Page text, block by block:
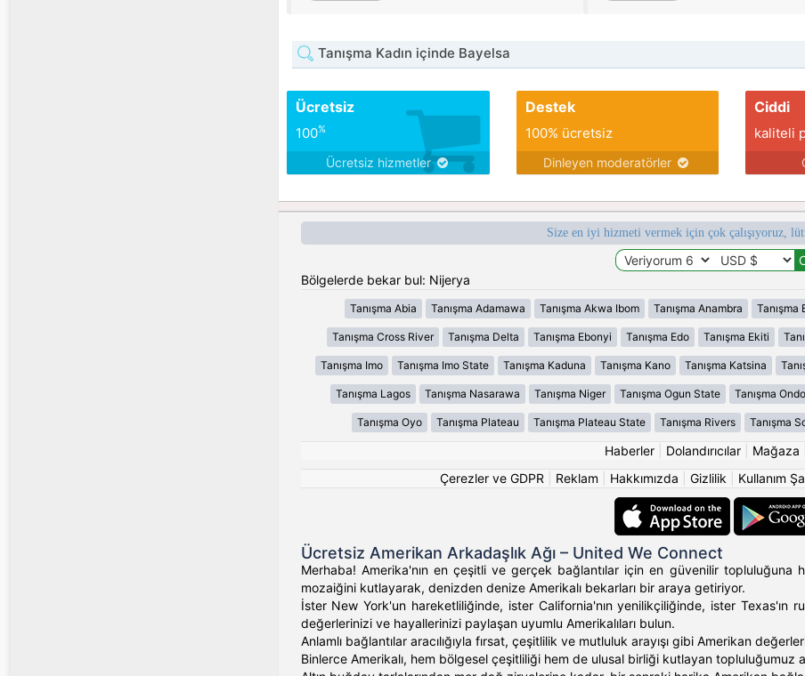
Tanışma Kadın içinde Bayelsa
Ücretsiz
100%
Ücretsiz hizmetler
Destek
100% ücretsiz
Dinleyen moderatörler
Ciddi
kaliteli
Size en iyi hizmeti vermek için çok çalışıyoruz,
Bölgelerde bekar bul: Nijerya
Tanışma Abia Tanışma Adamawa Tanışma Akwa Ibom Tanışma Anambra Tanışma
Tanışma Cross River Tanışma Delta Tanışma Ebonyi Tanışma Edo Tanışma Ekiti
Tanışma Imo Tanışma Imo State Tanışma Kaduna Tanışma Kano Tanışma Katsina
Tanışma Lagos Tanışma Nasarawa Tanışma Niger Tanışma Ogun State Tanışma Ondo
Tanışma Oyo Tanışma Plateau Tanışma Plateau State Tanışma Rivers Tanışma
Haberler Dolandırıcılar Mağaza
Çerezler ve GDPR
Reklam Hakkımızda Gizlilik Kullanım
Ücretsiz Amerikan Arkadaşlık Ağı – United We Connect
Merhaba! Amerika'nın en çeşitli ve gerçek bağlantılar için en güvenilir topluluğuna
mozaiğini kutlayarak, denizden denize Amerikalı bekarları bir araya getiriyor.
İster New York'un hareketliliğinde, ister California'nın yenilikçiliğinde, ister
değerlerinizi ve hayallerinizi paylaşan uyumlu Amerikalıları bulun.
Anlamlı bağlantılar aracılığıyla fırsat, çeşitlilik ve mutluluk arayışı gibi Amerikan
Binlerce Amerikalı, hem bölgesel çeşitliliği hem de ulusal birliği kutlayan topluluğumuz